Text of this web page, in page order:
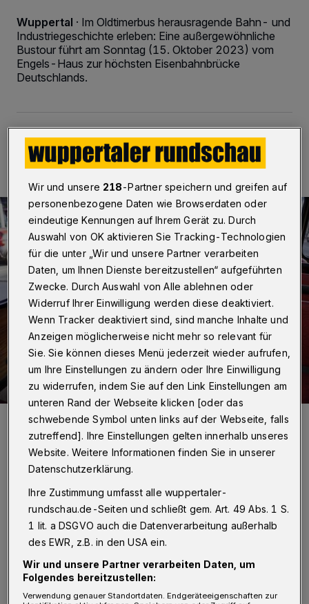
Wuppertal · Im Oldtimerbus herausragende Bahn- und
Industriegeschichte erleben: Eine außergewöhnliche
Bustour führt am Sonntag (15. Oktober 2023) vom
Engels-Haus zur höchsten Eisenbahnbrücke
Deutschlands.
11.10.2023 , 10:30 Uhr Eine Minute Lesezeit
Ganz wie früher ...
Foto: MI Wuppertal/Christoph Grothe
V om Engels-Haus führt die Tour zunächst
in Richtung Lichtscheid. Es geht vorbei
an den Barmer Anlagen und dem berühmten
Toelleturm. Auf Lichtscheid passiert die Tour
Wir und unsere 218-Partner speichern und greifen auf
personenbezogene Daten wie Browserdaten oder
eindeutige Kennungen auf Ihrem Gerät zu. Durch
Auswahl von OK aktivieren Sie Tracking-Technologien
für die unter „Wir und unsere Partner verarbeiten
Daten, um Ihnen Dienste bereitzustellen“ aufgeführten
Zwecke. Durch Auswahl von Alle ablehnen oder
Widerruf Ihrer Einwilligung werden diese deaktiviert.
Wenn Tracker deaktiviert sind, sind manche Inhalte und
Anzeigen möglicherweise nicht mehr so relevant für
Sie. Sie können dieses Menü jederzeit wieder aufrufen,
um Ihre Einstellungen zu ändern oder Ihre Einwilligung
zu widerrufen, indem Sie auf den Link Einstellungen am
unteren Rand der Webseite klicken [oder das
schwebende Symbol unten links auf der Webseite, falls
zutreffend]. Ihre Einstellungen gelten innerhalb unseres
Website. Weitere Informationen finden Sie in unserer
Datenschutzerklärung.
Ihre Zustimmung umfasst alle wuppertaler-
rundschau.de-Seiten und schließt gem. Art. 49 Abs. 1 S.
1 lit. a DSGVO auch die Datenverarbeitung außerhalb
des EWR, z.B. in den USA ein.
Wir und unsere Partner verarbeiten Daten, um
Folgendes bereitzustellen:
Verwendung genauer Standortdaten. Endgeräteeigenschaften zur